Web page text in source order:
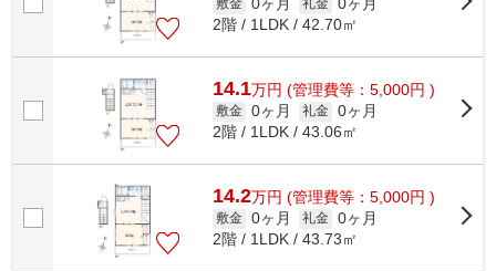
0ヶ月
0ヶ月
2階 / 1LDK / 42.70㎡
14.1万円 (管理費等：5,000円 )
敷金 0ヶ月 礼金 0ヶ月
2階 / 1LDK / 43.06㎡
14.2万円 (管理費等：5,000円 )
敷金 0ヶ月 礼金 0ヶ月
2階 / 1LDK / 43.73㎡